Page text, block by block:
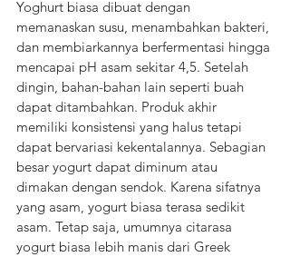
Yoghurt biasa dibuat dengan
memanaskan susu, menambahkan bakteri,
dan membiarkannya berfermentasi hingga
mencapai pH asam sekitar 4,5. Setelah
dingin, bahan-bahan lain seperti buah
dapat ditambahkan. Produk akhir
memiliki konsistensi yang halus tetapi
dapat bervariasi kekentalannya. Sebagian
besar yogurt dapat diminum atau
dimakan dengan sendok. Karena sifatnya
yang asam, yogurt biasa terasa sedikit
asam. Tetap saja, umumnya citarasa
yogurt biasa lebih manis dari Greek